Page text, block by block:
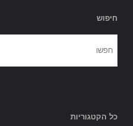
חיפוש
כל הקטגוריות